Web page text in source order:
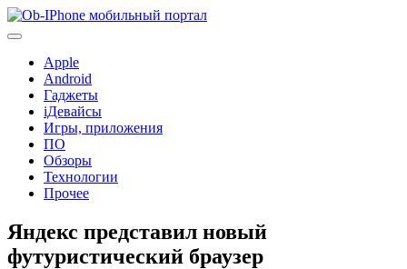
Перейти
к
Apple
Android
Гаджеты
iДевайсы
Игры, приложения
ПО
Обзоры
Технологии
Прочее
Яндекс представил новый
футуристический браузер